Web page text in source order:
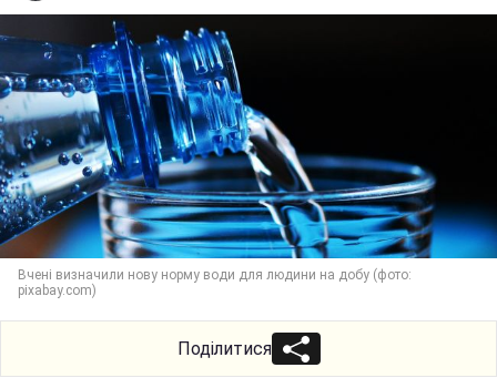
Вчені визначили нову норму води для людини на добу (фото:
pixabay.com)
Поділитися